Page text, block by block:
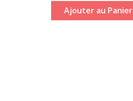
Ajouter au Panier